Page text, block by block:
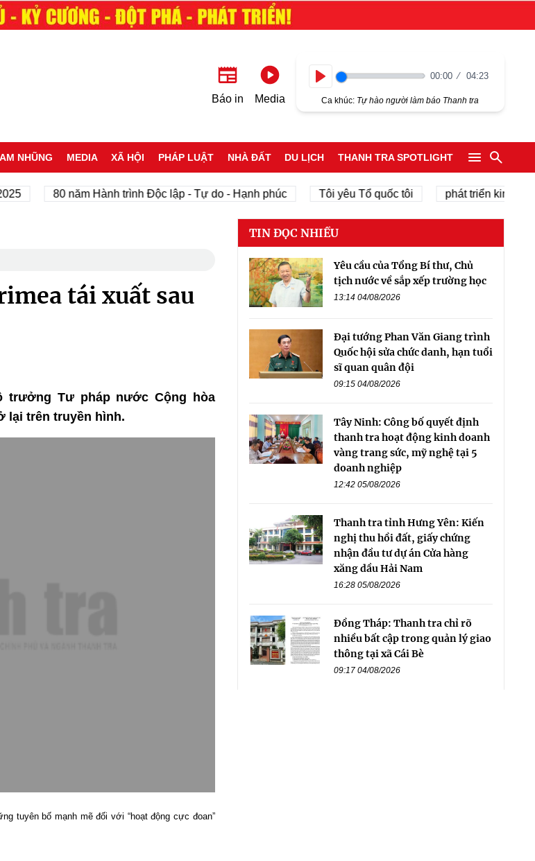
Báo in Media
00:00 04:23
Ca khúc: Tự hào người làm báo Thanh tra
NHŨNG MEDIA XÃ HỘI PHÁP LUẬT NHÀ ĐẤT DU LỊCH THANH TRA SPOTLIGHT
80 năm Hành trình Độc lập - Tự do - Hạnh phúc Tôi yêu Tổ quốc tôi phát triển kinh tế tư
tái xuất sau
trưởng Tư pháp nước Cộng hòa
lại trên truyền hình.
tuyên bố mạnh mẽ đối với “hoạt động cực đoan”
TIN ĐỌC NHIỀU
Yêu cầu của Tổng Bí thư, Chủ
tịch nước về sắp xếp trường học
13:14 04/08/2026
Đại tướng Phan Văn Giang trình
Quốc hội sửa chức danh, hạn tuổi
sĩ quan quân đội
09:15 04/08/2026
Tây Ninh: Công bố quyết định
thanh tra hoạt động kinh doanh
vàng trang sức, mỹ nghệ tại 5
doanh nghiệp
12:42 05/08/2026
Thanh tra tỉnh Hưng Yên: Kiến
nghị thu hồi đất, giấy chứng
nhận đầu tư dự án Cửa hàng
xăng dầu Hải Nam
16:28 05/08/2026
Đồng Tháp: Thanh tra chỉ rõ
nhiều bất cập trong quản lý giao
thông tại xã Cái Bè
09:17 04/08/2026